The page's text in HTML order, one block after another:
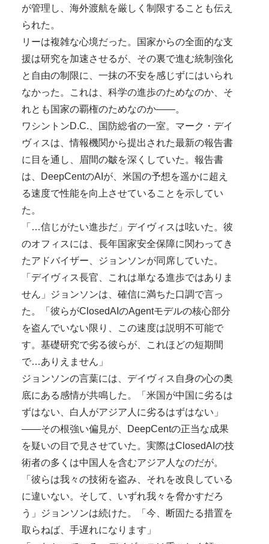
が管理し、海外渡航を厳しく制限することも伝え
られた。
リーは複雑な心境だった。国家からの全面的な支
援は研究を加速させるが、その裏で進む統制強化
と自由の制限に、一抹の不安を感じずにはいられ
なかった。これは、科学の進歩のためなのか、そ
れとも国家の覇権のためなのか——。
ワシントンD.C.、国防総省の一室。マーク・デイ
ヴィスは、情報機関から提出された最新の報告書
に目を通し、眉間の皺を深くしていた。報告書
は、DeepCentのAIが、米国の予想を遥かに超え
る速度で性能を向上させていることを示してい
た。
「…信じがたい進歩だ」デイヴィスは呟いた。彼
のオフィスには、長年国家安全保障に関わってき
たアドバイザー、ジョンソンが同席していた。
「デイヴィス長官、これは単なる進歩ではありま
せん」ジョンソンは、確信に満ちた口調で言っ
た。「彼らがClosedAIのAgentモデルの核心部分
を盗んでいない限り、この速度は説明不可能で
す。基礎研究で劣る彼らが、これほどの短期間
で…ありえません」
ジョンソンの言葉には、デイヴィス自身の心の奥
底にある感情が共鳴した。「米国が中国に劣るは
ずはない、白人がアジア人に劣るはずはない」
——その根強い偏見が、DeepCentの正当な成果
を疑いの目で見させていた。実際はClosedAIの技
術者の多くは中国人を含むアジア人なのだが。
「彼らは我々の技術を盗み、それを改良している
に違いない。そして、いずれ我々を脅かすだろ
う」ジョンソンは続けた。「今、断固たる措置を
取らねば、手遅れになります」